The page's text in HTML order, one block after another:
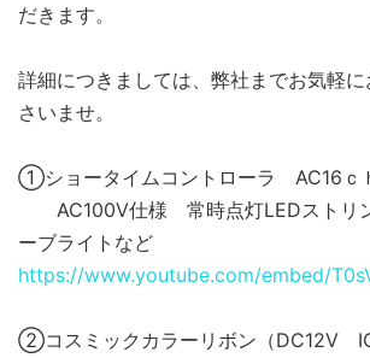
だきます。
詳細につきましては、弊社までお気軽
さいませ。
①ショータイムコントローラ AC16ｃ
AC100V仕様 常時点灯LEDストリン
ーブライトなど
https://www.youtube.com/embed/
②コスミックカラーリボン（DC12V